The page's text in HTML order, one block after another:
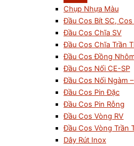
Chụp Nhựa Màu
Đầu Cos Bít SC, Cos
Đầu Cos Chĩa SV
Đầu Cos Chĩa Trần
Đầu Cos Đồng
Đầu Cos Nối CE-SP
Đầu Cos Nối Ngàm
Đầu Cos Pin Đặc
Đầu Cos Pin Rỗng
Đầu Cos Vòng RV
Đầu Cos Vòng Trần
Dây Rút Inox